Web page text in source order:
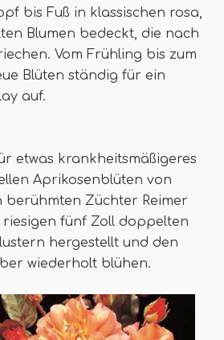
bis Fuß in klassischen rosa,
Blumen bedeckt, die nach
Vom Frühling bis zum
Blüten ständig für ein
auf.
etwas krankheitsmäßigeres
Aprikosenblüten von
berühmten Züchter Reimer
riesigen fünf Zoll doppelten
hergestellt und den
wiederholt blühen.